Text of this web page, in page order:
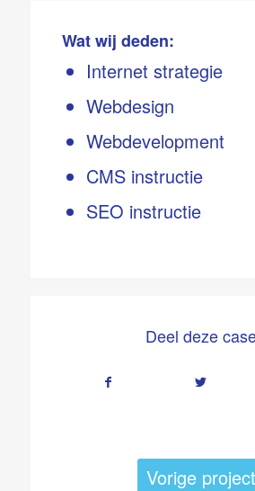
Wat wij deden:
Internet strategie
Webdesign
Webdevelopment
CMS instructie
SEO instructie
Deel deze
Vorige project